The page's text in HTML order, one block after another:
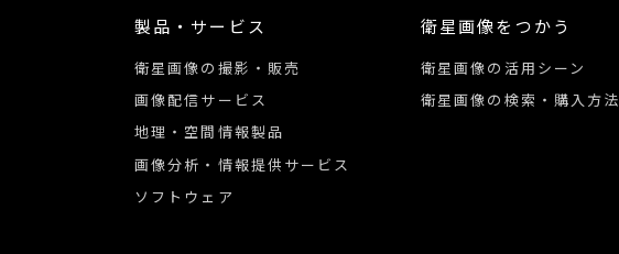
製品・サービス
衛星画像の撮影・販売
画像配信サービス
地理・空間情報製品
画像分析・情報提供サービス
ソフトウェア
衛星画像をつかう
衛星画像の活用シーン
衛星画像の検索・購入方法